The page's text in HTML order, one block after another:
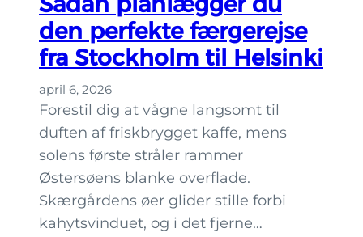
H
e
l
s
n
k
i
m
e
d
den perfekte færgerejse
fra Stockholm til Helsinki
april 6, 2026
Forestil dig at vågne langsomt til
duften af friskbrygget kaffe, mens
solens første stråler rammer
Østersøens blanke overflade.
Skærgårdens øer glider stille forbi
kahytsvinduet, og i det fjerne…